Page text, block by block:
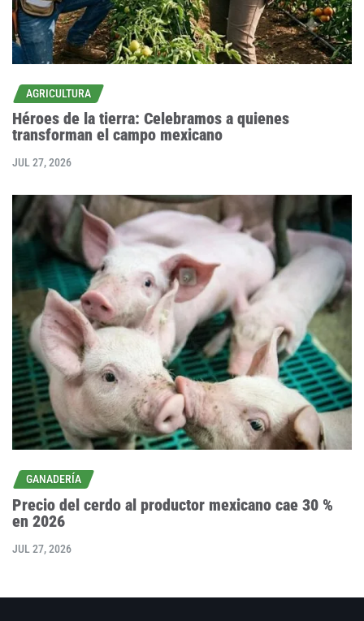
AGRICULTURA
Héroes de la tierra: Celebramos a quienes
transforman el campo mexicano
JUL 27, 2026
GANADERÍA
Precio del cerdo al productor mexicano cae 30 %
en 2026
JUL 27, 2026